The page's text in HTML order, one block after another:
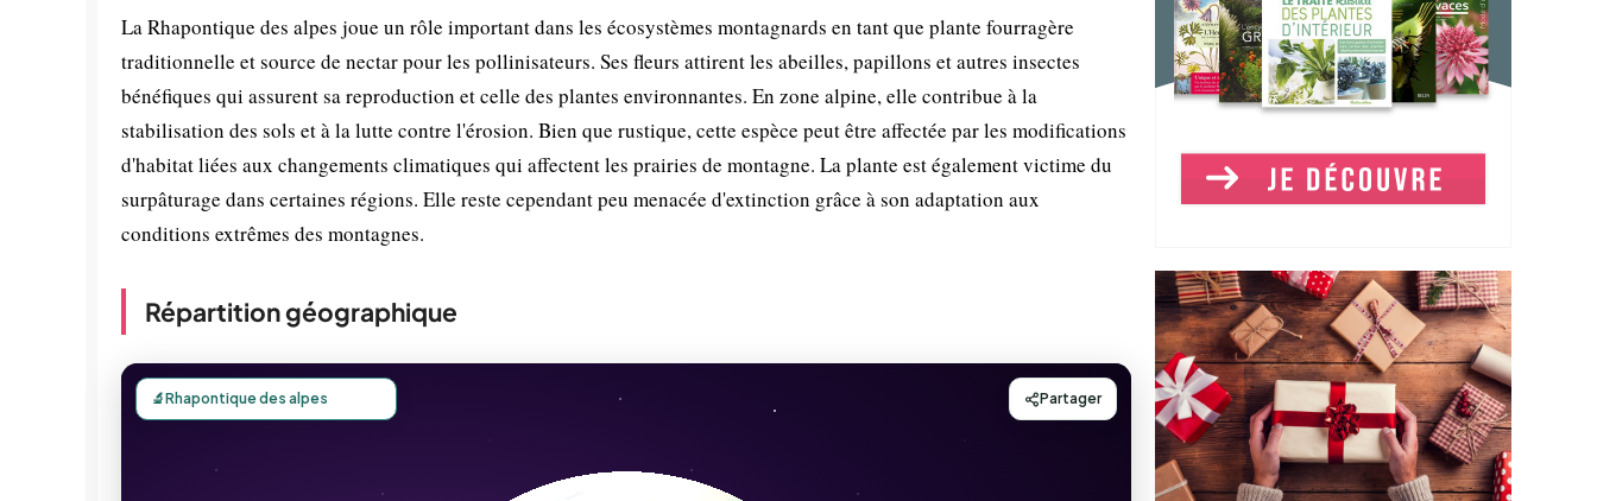
La Rhapontique des alpes joue un rôle important dans les écosystèmes montagnards en tant que plante fourragère
traditionnelle et source de nectar pour les pollinisateurs. Ses fleurs attirent les abeilles, papillons et autres insectes
bénéfiques qui assurent sa reproduction et celle des plantes environnantes. En zone alpine, elle contribue à la
stabilisation des sols et à la lutte contre l'érosion. Bien que rustique, cette espèce peut être affectée par les modifications
d'habitat liées aux changements climatiques qui affectent les prairies de montagne. La plante est également victime du
surpâturage dans certaines régions. Elle reste cependant peu menacée d'extinction grâce à son adaptation aux
conditions extrêmes des montagnes.
Répartition géographique